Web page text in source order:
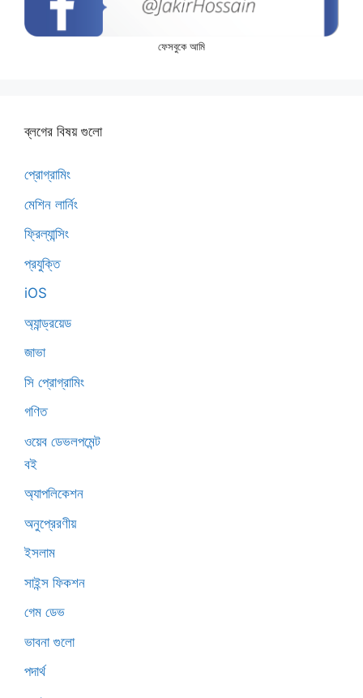
ফেসবুকে আমি
ব্লগের বিষয় গুলো
প্রোগ্রামিং
মেশিন লার্নিং
ফ্রিল্যান্সিং
প্রযুক্তি
iOS
অ্যান্ড্রয়েড
জাভা
সি প্রোগ্রামিং
গণিত
ওয়েব ডেভলপমেন্ট
বই
অ্যাপলিকেশন
অনুপ্রেরণীয়
ইসলাম
সাইন্স ফিকশন
গেম ডেভ
ভাবনা গুলো
পদার্থ